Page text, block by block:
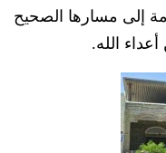
إلى مسارها الصحيح
الله.